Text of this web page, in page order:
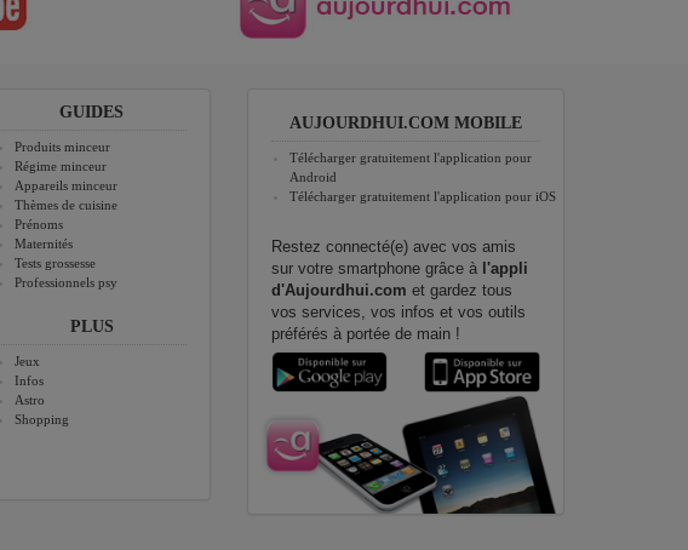
GUIDES
Produits minceur
Régime minceur
Appareils minceur
Thèmes de cuisine
Prénoms
Maternités
Tests grossesse
Professionnels psy
PLUS
Jeux
Infos
Astro
Shopping
AUJOURDHUI.COM MOBILE
Télécharger gratuitement l'application pour
Android
Télécharger gratuitement l'application pour iOS
Restez connecté(e) avec vos amis
sur votre smartphone grâce à l'appli
d'Aujourdhui.com et gardez tous
vos services, vos infos et vos outils
préférés à portée de main !